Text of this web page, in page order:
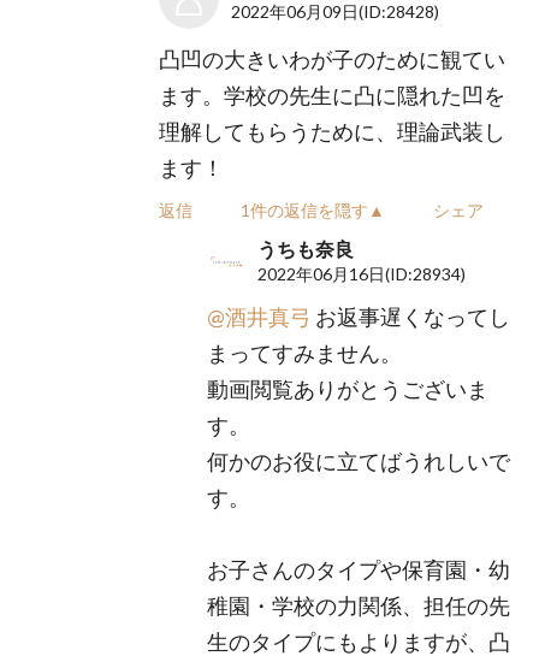
2022年06月09日(ID:28428)
凸凹の大きいわが子のために観てい
ます。学校の先生に凸に隠れた凹を
理解してもらうために、理論武装し
ます！
返信 1件の返信を隠す▲ シェア
うちも奈良
2022年06月16日(ID:28934)
@酒井真弓 お返事遅くなってし
まってすみません。
動画閲覧ありがとうございま
す。
何かのお役に立てばうれしいで
す。
お子さんのタイプや保育園・幼
稚園・学校の力関係、担任の先
生のタイプにもよりますが、凸